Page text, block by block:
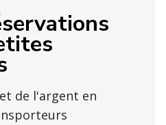
de l'argent en